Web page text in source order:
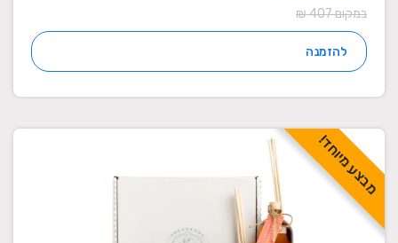
במקום 407 ₪
להזמנה
מבצע מיוחד!